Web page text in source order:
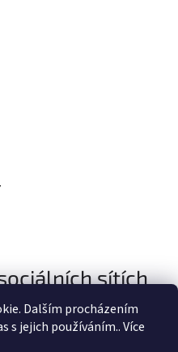
Dalším procházením
s jejich používáním.. Více
sítích